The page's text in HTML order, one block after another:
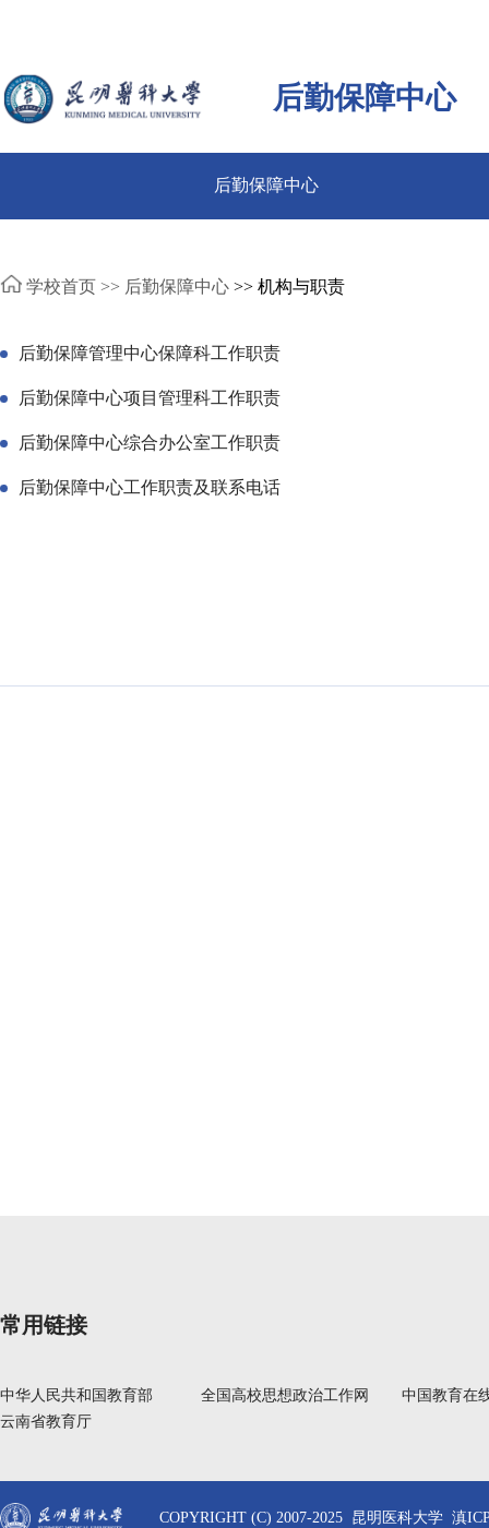
后勤保障中心
后勤保障中心
学校首页 >> 后勤保障中心 >> 机构与职责
后勤保障管理中心保障科工作职责
后勤保障中心项目管理科工作职责
后勤保障中心综合办公室工作职责
后勤保障中心工作职责及联系电话
常用链接
中华人民共和国教育部 全国高校思想政治工作网
中国教育在
云南省教育厅
COPYRIGHT (C) 2007-2025 昆明医科大学 滇